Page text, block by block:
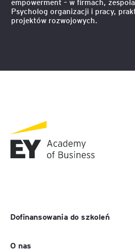
empowerment – w firmach,
Psycholog organizacji i pracy,
projektów rozwojowych.
Dofinansowania do szkoleń
O nas